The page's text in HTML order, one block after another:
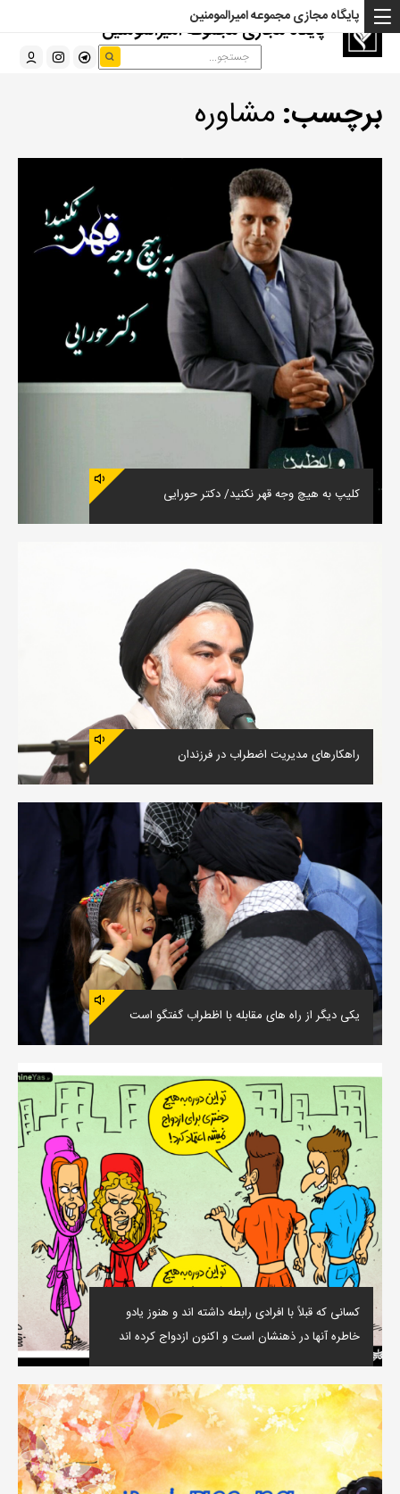
پایگاه مجازی مجموعه امیرالمومنین
پایگاه مجازی مجموعه امیرالمومنین
برچسب: مشاوره
کلیپ به هیچ وجه قهر نکنید/ دکتر حورایی
راهکارهای مدیریت اضطراب در فرزندان
یکی دیگر از راه های مقابله با اظطراب گفتگو است
کسانی که قبلاً با افرادی رابطه داشته اند و هنوز یادو
خاطره آنها در ذهنشان است و اکنون ازدواج کرده اند